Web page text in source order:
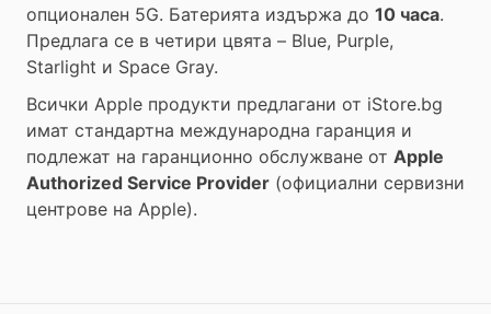
опционален 5G. Батерията издържа до 10 часа.
Предлага се в четири цвята – Blue, Purple,
Starlight и Space Gray.
Всички Apple продукти предлагани от iStore.bg
имат стандартна международна гаранция и
подлежат на гаранционно обслужване от Apple
Authorized Service Provider (официални сервизни
центрове на Apple).